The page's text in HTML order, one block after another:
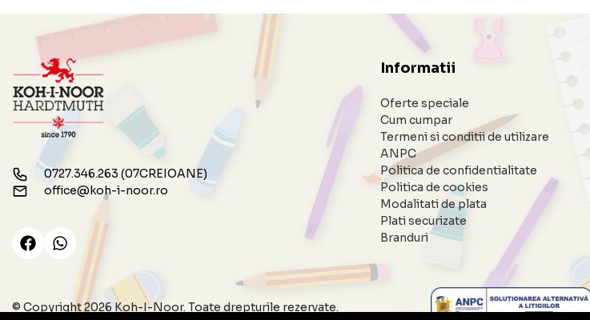
0727.346.263 (07CREIOANE)
office@koh-i-noor.ro
Informatii
Oferte speciale
Cum cumpar
Termeni si conditii de utilizare
ANPC
Politica de confidentialitate
Politica de cookies
Modalitati de plata
Plati securizate
Branduri
© Copyright 2026 Koh-I-Noor. Toate drepturile rezervate.